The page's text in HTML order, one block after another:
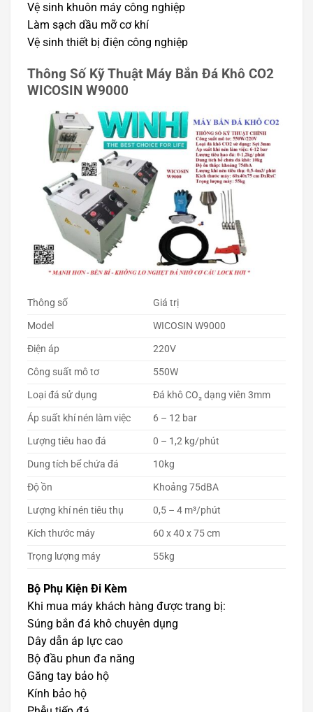
Vệ sinh khuôn máy công nghiệp
Làm sạch dầu mỡ cơ khí
Vệ sinh thiết bị điện công nghiệp
Thông Số Kỹ Thuật Máy Bắn Đá Khô CO2
WICOSIN W9000
Thông số
Giá trị
Model
WICOSIN W9000
Điện áp
220V
Công suất mô tơ
550W
Loại đá sử dụng
Đá khô CO₂ dạng viên 3mm
Áp suất khí nén làm việc
6 – 12 bar
Lượng tiêu hao đá
0 – 1,2 kg/phút
Dung tích bể chứa đá
10kg
Độ ồn
Khoảng 75dBA
Lượng khí nén tiêu thụ
0,5 – 4 m³/phút
Kích thước máy
60 x 40 x 75 cm
Trọng lượng máy
55kg
Bộ Phụ Kiện Đi Kèm
Khi mua máy khách hàng được trang bị:
Súng bắn đá khô chuyên dụng
Dây dẫn áp lực cao
Bộ đầu phun đa năng
Găng tay bảo hộ
Kính bảo hộ